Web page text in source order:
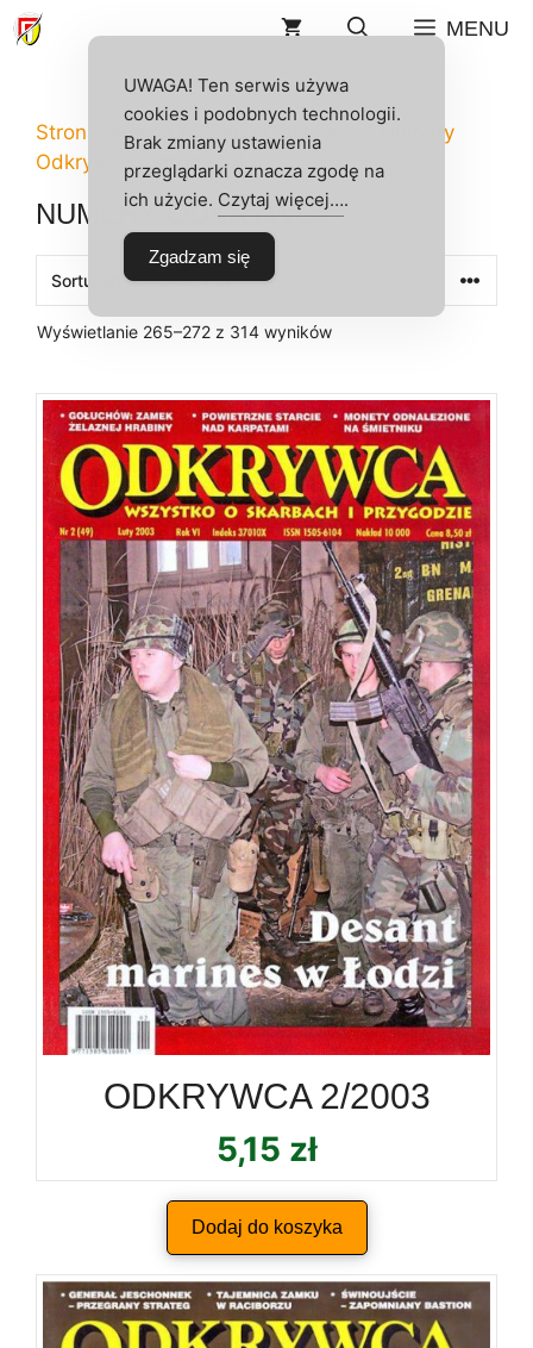
Przejdź
do
MENU
Strona główna/ Sklep / Odkrywca
Numery
Odkrywcy/ Strona 34
NUMERY ODKRYWCY
Wyświetlanie 265–272 z 314 wynikówPosortowane
ODKRYWCA 2/2003
5,15 zł
Dodaj do koszyka
UWAGA! Ten serwis używa
cookies i podobnych technologii.
Brak zmiany ustawienia
przeglądarki oznacza zgodę na
ich użycie. Czytaj więcej….
Zgadzam się